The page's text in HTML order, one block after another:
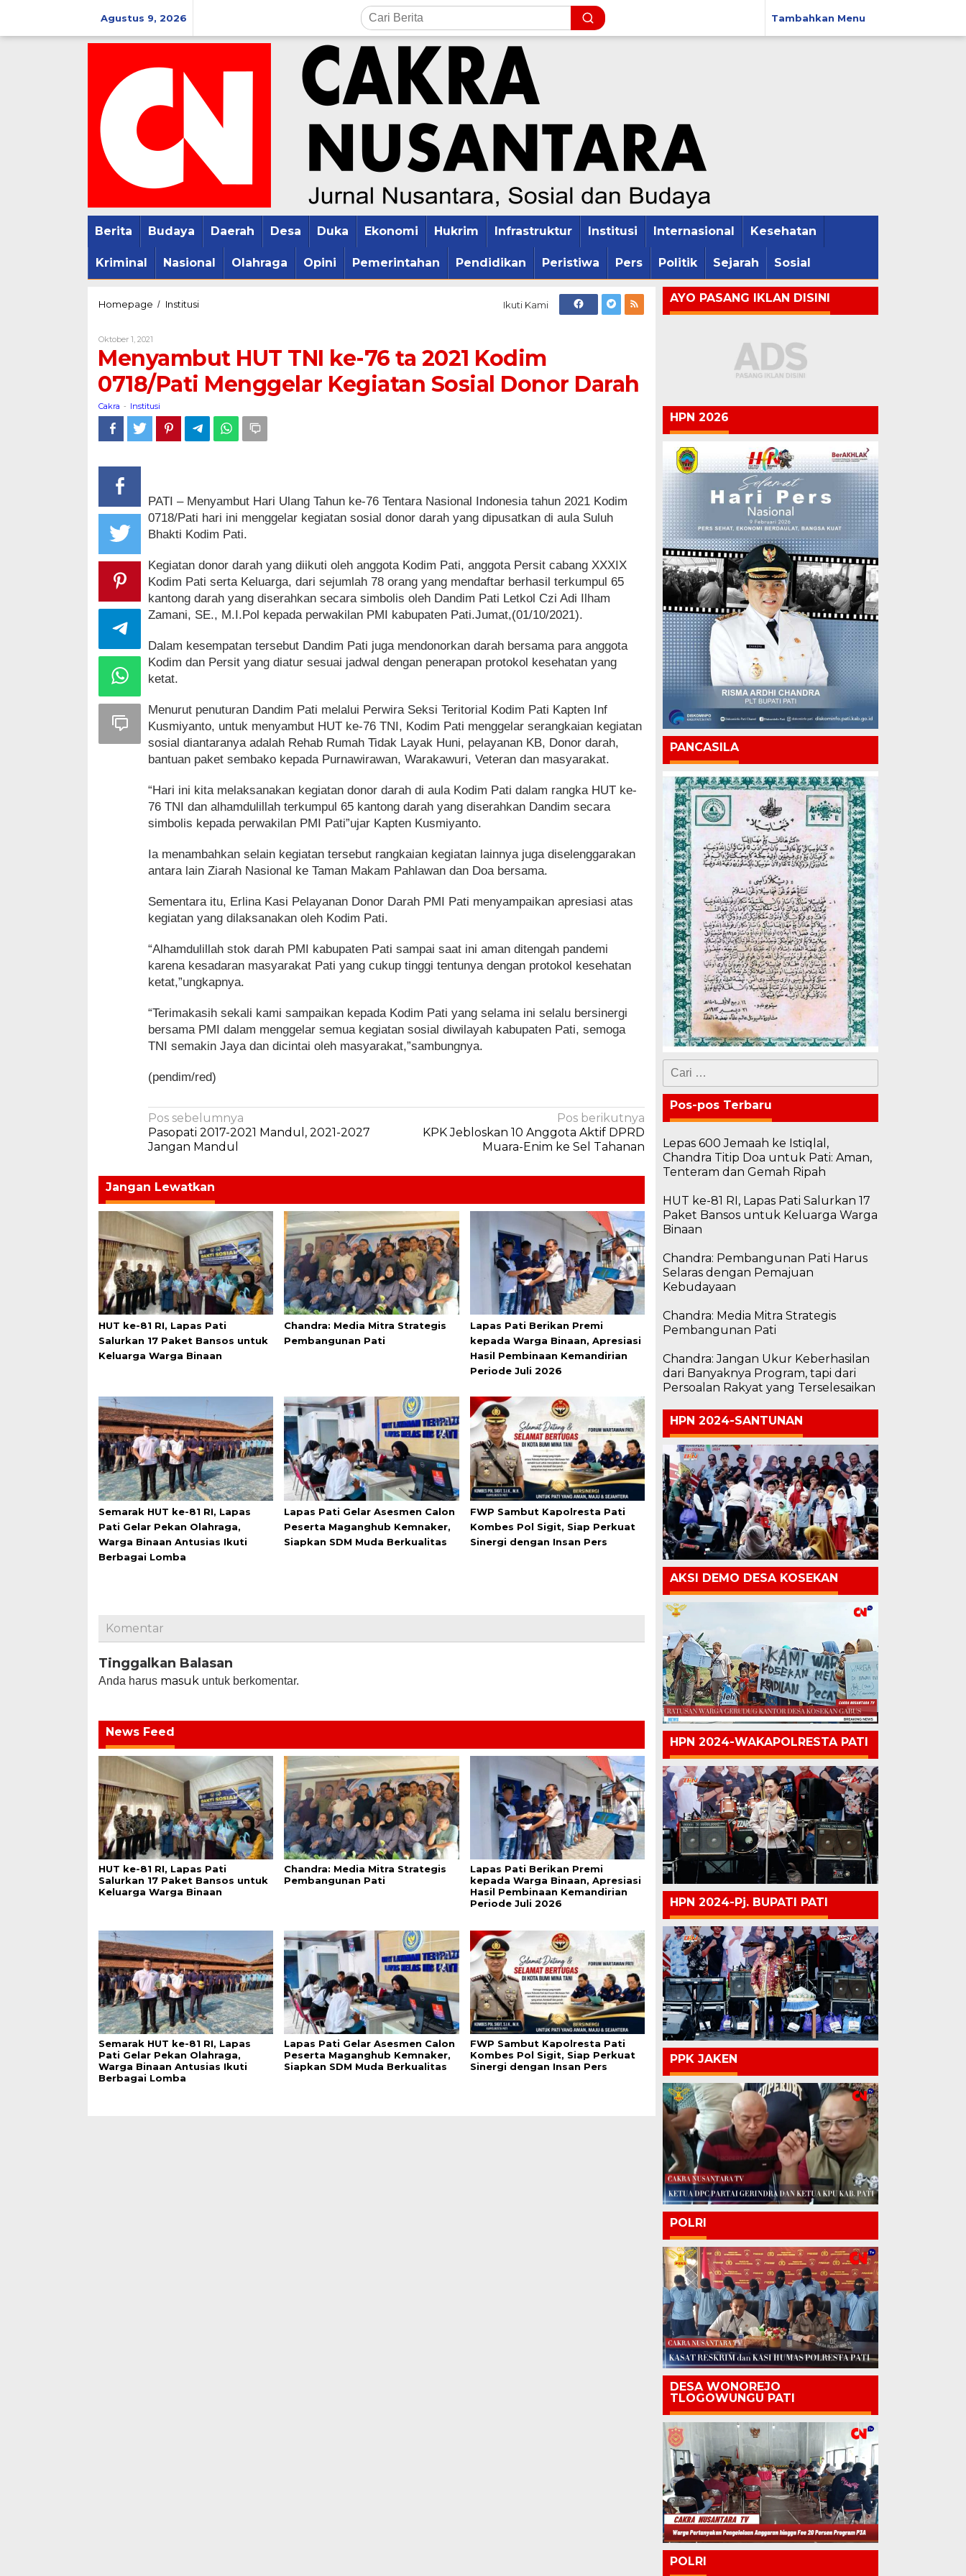
konten
Agustus 9, 2026 Tambahkan Menu
Berita Budaya Daerah Desa Duka Ekonomi Hukrim Infrastruktur Institusi Internasional Kesehatan
Kriminal Nasional Olahraga Opini Pemerintahan Pendidikan Peristiwa Pers Politik Sejarah Sosial
Homepage / InstitusiMenyambut
76
ta
2021
0718/Pati
Menggelar
Ikuti Kami
Oktober 1, 2021
Menyambut HUT TNI ke-76 ta 2021 Kodim
0718/Pati Menggelar Kegiatan Sosial Donor Darah
Cakra - Institusi
PATI – Menyambut Hari Ulang Tahun ke-76 Tentara Nasional Indonesia tahun 2021 Kodim
0718/Pati hari ini menggelar kegiatan sosial donor darah yang dipusatkan di aula Suluh
Bhakti Kodim Pati.
Kegiatan donor darah yang diikuti oleh anggota Kodim Pati, anggota Persit cabang XXXIX
Kodim Pati serta Keluarga, dari sejumlah 78 orang yang mendaftar berhasil terkumpul 65
kantong darah yang diserahkan secara simbolis oleh Dandim Pati Letkol Czi Adi Ilham
Zamani, SE., M.I.Pol kepada perwakilan PMI kabupaten Pati.Jumat,(01/10/2021).
Dalam kesempatan tersebut Dandim Pati juga mendonorkan darah bersama para anggota
Kodim dan Persit yang diatur sesuai jadwal dengan penerapan protokol kesehatan yang
ketat.
Menurut penuturan Dandim Pati melalui Perwira Seksi Teritorial Kodim Pati Kapten Inf
Kusmiyanto, untuk menyambut HUT ke-76 TNI, Kodim Pati menggelar serangkaian kegiatan
sosial diantaranya adalah Rehab Rumah Tidak Layak Huni, pelayanan KB, Donor darah,
bantuan paket sembako kepada Purnawirawan, Warakawuri, Veteran dan masyarakat.
“Hari ini kita melaksanakan kegiatan donor darah di aula Kodim Pati dalam rangka HUT ke-
76 TNI dan alhamdulillah terkumpul 65 kantong darah yang diserahkan Dandim secara
simbolis kepada perwakilan PMI Pati”ujar Kapten Kusmiyanto.
Ia menambahkan selain kegiatan tersebut rangkaian kegiatan lainnya juga diselenggarakan
antara lain Ziarah Nasional ke Taman Makam Pahlawan dan Doa bersama.
Sementara itu, Erlina Kasi Pelayanan Donor Darah PMI Pati menyampaikan apresiasi atas
kegiatan yang dilaksanakan oleh Kodim Pati.
“Alhamdulillah stok darah PMI kabupaten Pati sampai saat ini aman ditengah pandemi
karena kesadaran masyarakat Pati yang cukup tinggi tentunya dengan protokol kesehatan
ketat,”ungkapnya.
“Terimakasih sekali kami sampaikan kepada Kodim Pati yang selama ini selalu bersinergi
bersama PMI dalam menggelar semua kegiatan sosial diwilayah kabupaten Pati, semoga
TNI semakin Jaya dan dicintai oleh masyarakat,”sambungnya.
(pendim/red)
Navigasi
pos
Pos sebelumnya
Pasopati 2017-2021 Mandul, 2021-2027
Jangan Mandul
Pos berikutnya
KPK Jebloskan 10 Anggota Aktif DPRD
Muara-Enim ke Sel Tahanan
Jangan Lewatkan
HUT ke-81 RI, Lapas Pati
Salurkan 17 Paket Bansos untuk
Keluarga Warga Binaan
Chandra: Media Mitra Strategis
Pembangunan Pati
Lapas Pati Berikan Premi
kepada Warga Binaan, Apresiasi
Hasil Pembinaan Kemandirian
Periode Juli 2026
Semarak HUT ke-81 RI, Lapas
Pati Gelar Pekan Olahraga,
Warga Binaan Antusias Ikuti
Berbagai Lomba
Lapas Pati Gelar Asesmen Calon
Peserta Maganghub Kemnaker,
Siapkan SDM Muda Berkualitas
FWP Sambut Kapolresta Pati
Kombes Pol Sigit, Siap Perkuat
Sinergi dengan Insan Pers
Komentar
Tinggalkan Balasan
Anda harus masuk untuk berkomentar.
News Feed
HUT ke-81 RI, Lapas Pati
Salurkan 17 Paket Bansos untuk
Keluarga Warga Binaan
Chandra: Media Mitra Strategis
Pembangunan Pati
Lapas Pati Berikan Premi
kepada Warga Binaan, Apresiasi
Hasil Pembinaan Kemandirian
Periode Juli 2026
Semarak HUT ke-81 RI, Lapas
Pati Gelar Pekan Olahraga,
Warga Binaan Antusias Ikuti
Berbagai Lomba
Lapas Pati Gelar Asesmen Calon
Peserta Maganghub Kemnaker,
Siapkan SDM Muda Berkualitas
FWP Sambut Kapolresta Pati
Kombes Pol Sigit, Siap Perkuat
Sinergi dengan Insan Pers
AYO PASANG IKLAN DISINI
HPN 2026
PANCASILA
Cari
untuk:
Pos-pos Terbaru
Lepas 600 Jemaah ke Istiqlal,
Chandra Titip Doa untuk Pati: Aman,
Tenteram dan Gemah Ripah
HUT ke-81 RI, Lapas Pati Salurkan 17
Paket Bansos untuk Keluarga Warga
Binaan
Chandra: Pembangunan Pati Harus
Selaras dengan Pemajuan
Kebudayaan
Chandra: Media Mitra Strategis
Pembangunan Pati
Chandra: Jangan Ukur Keberhasilan
dari Banyaknya Program, tapi dari
Persoalan Rakyat yang Terselesaikan
HPN 2024-SANTUNAN
AKSI DEMO DESA KOSEKAN
HPN 2024-WAKAPOLRESTA PATI
HPN 2024-Pj. BUPATI PATI
PPK JAKEN
POLRI
DESA WONOREJO
TLOGOWUNGU PATI
POLRI